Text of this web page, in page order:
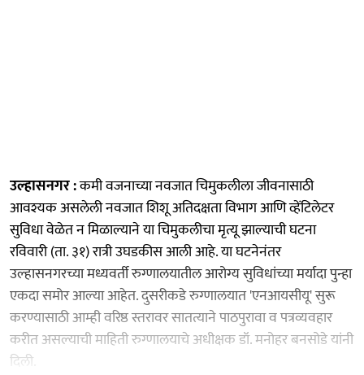
उल्हासनगर :कमी वजनाच्या नवजात चिमुकलीला जीवनासाठी
आवश्यक असलेली नवजात शिशू अतिदक्षता विभाग आणि व्हेंटिलेटर
सुविधा वेळेत न मिळाल्याने या चिमुकलीचा मृत्यू झाल्याची घटना
रविवारी (ता. ३१) रात्री उघडकीस आली आहे. या घटनेनंतर
उल्हासनगरच्या मध्यवर्ती रुग्णालयातील आरोग्य सुविधांच्या मर्यादा पुन्हा
एकदा समोर आल्या आहेत. दुसरीकडे रुग्णालयात 'एनआयसीयू' सुरू
करण्यासाठी आम्ही वरिष्ठ स्तरावर सातत्याने पाठपुरावा व पत्रव्यवहार
करीत असल्याची माहिती रुग्णालयाचे अधीक्षक डॉ. मनोहर बनसोडे यांनी
दिली.